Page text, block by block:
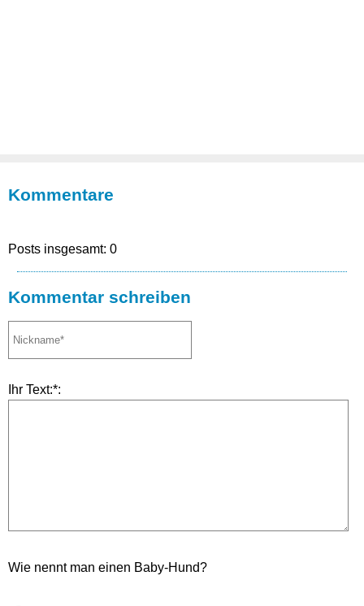
Kommentare
Posts insgesamt: 0
Kommentar schreiben
Ihr Text:*:
Wie nennt man einen Baby-Hund?